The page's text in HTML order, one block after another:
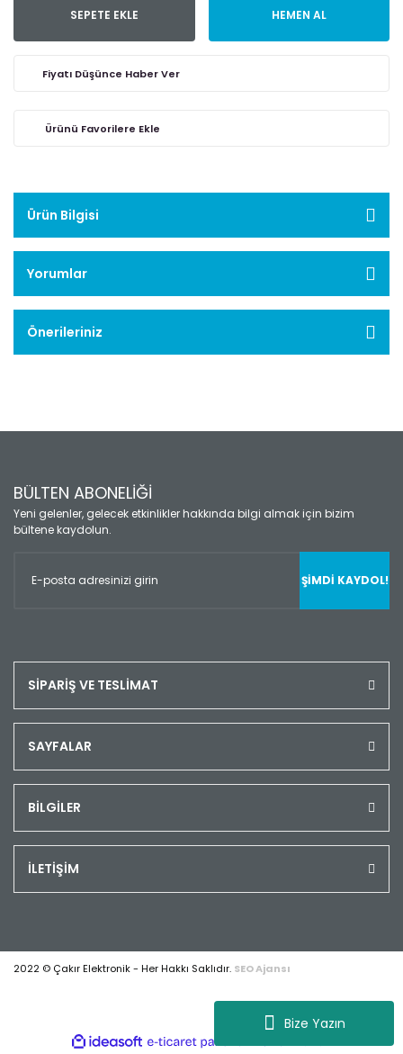
Bize Yazın
SEPETE EKLE HEMEN AL
Fiyatı Düşünce Haber Ver
Ürün Bilgisi
Yorumlar
Önerileriniz
BÜLTEN ABONELİĞİ
Yeni gelenler, gelecek etkinlikler hakkında bilgi almak için bizim
bültene kaydolun.
ŞİMDİ KAYDOL!
SİPARİŞ VE TESLİMAT
SAYFALAR
BİLGİLER
İLETİŞİM
2022 © Çakır Elektronik - Her Hakkı Saklıdır. SEO Ajansı
ideasoft